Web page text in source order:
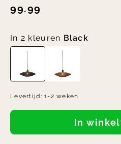
99.99
In 2 kleuren Black
Levertijd:1-2 weken
In